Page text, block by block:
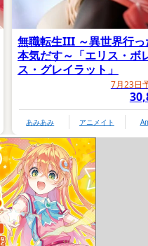
無職転生III ～異世界行っ
本気だす～「エリス・ボ
ス・グレイラット」
7月23日
あみあみ アニメイト